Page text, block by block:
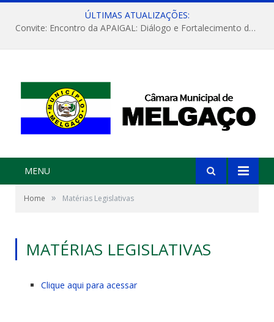
ÚLTIMAS ATUALIZAÇÕES:
Convite: Encontro da APAIGAL: Diálogo e Fortalecimento da Agricultura Familiar
MENU
Home » Matérias Legislativas
MATÉRIAS LEGISLATIVAS
Clique aqui para acessar